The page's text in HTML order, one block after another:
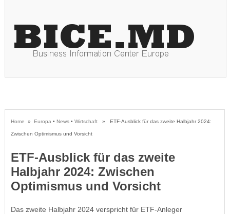
Home » Europa • News• Wirtschaft» ETF-Ausblick für das zweite Halbjahr 2024:
Zwischen Optimismus und Vorsicht
ETF-Ausblick für das zweite
Halbjahr 2024: Zwischen
Optimismus und Vorsicht
Das zweite Halbjahr 2024 verspricht für ETF-Anleger